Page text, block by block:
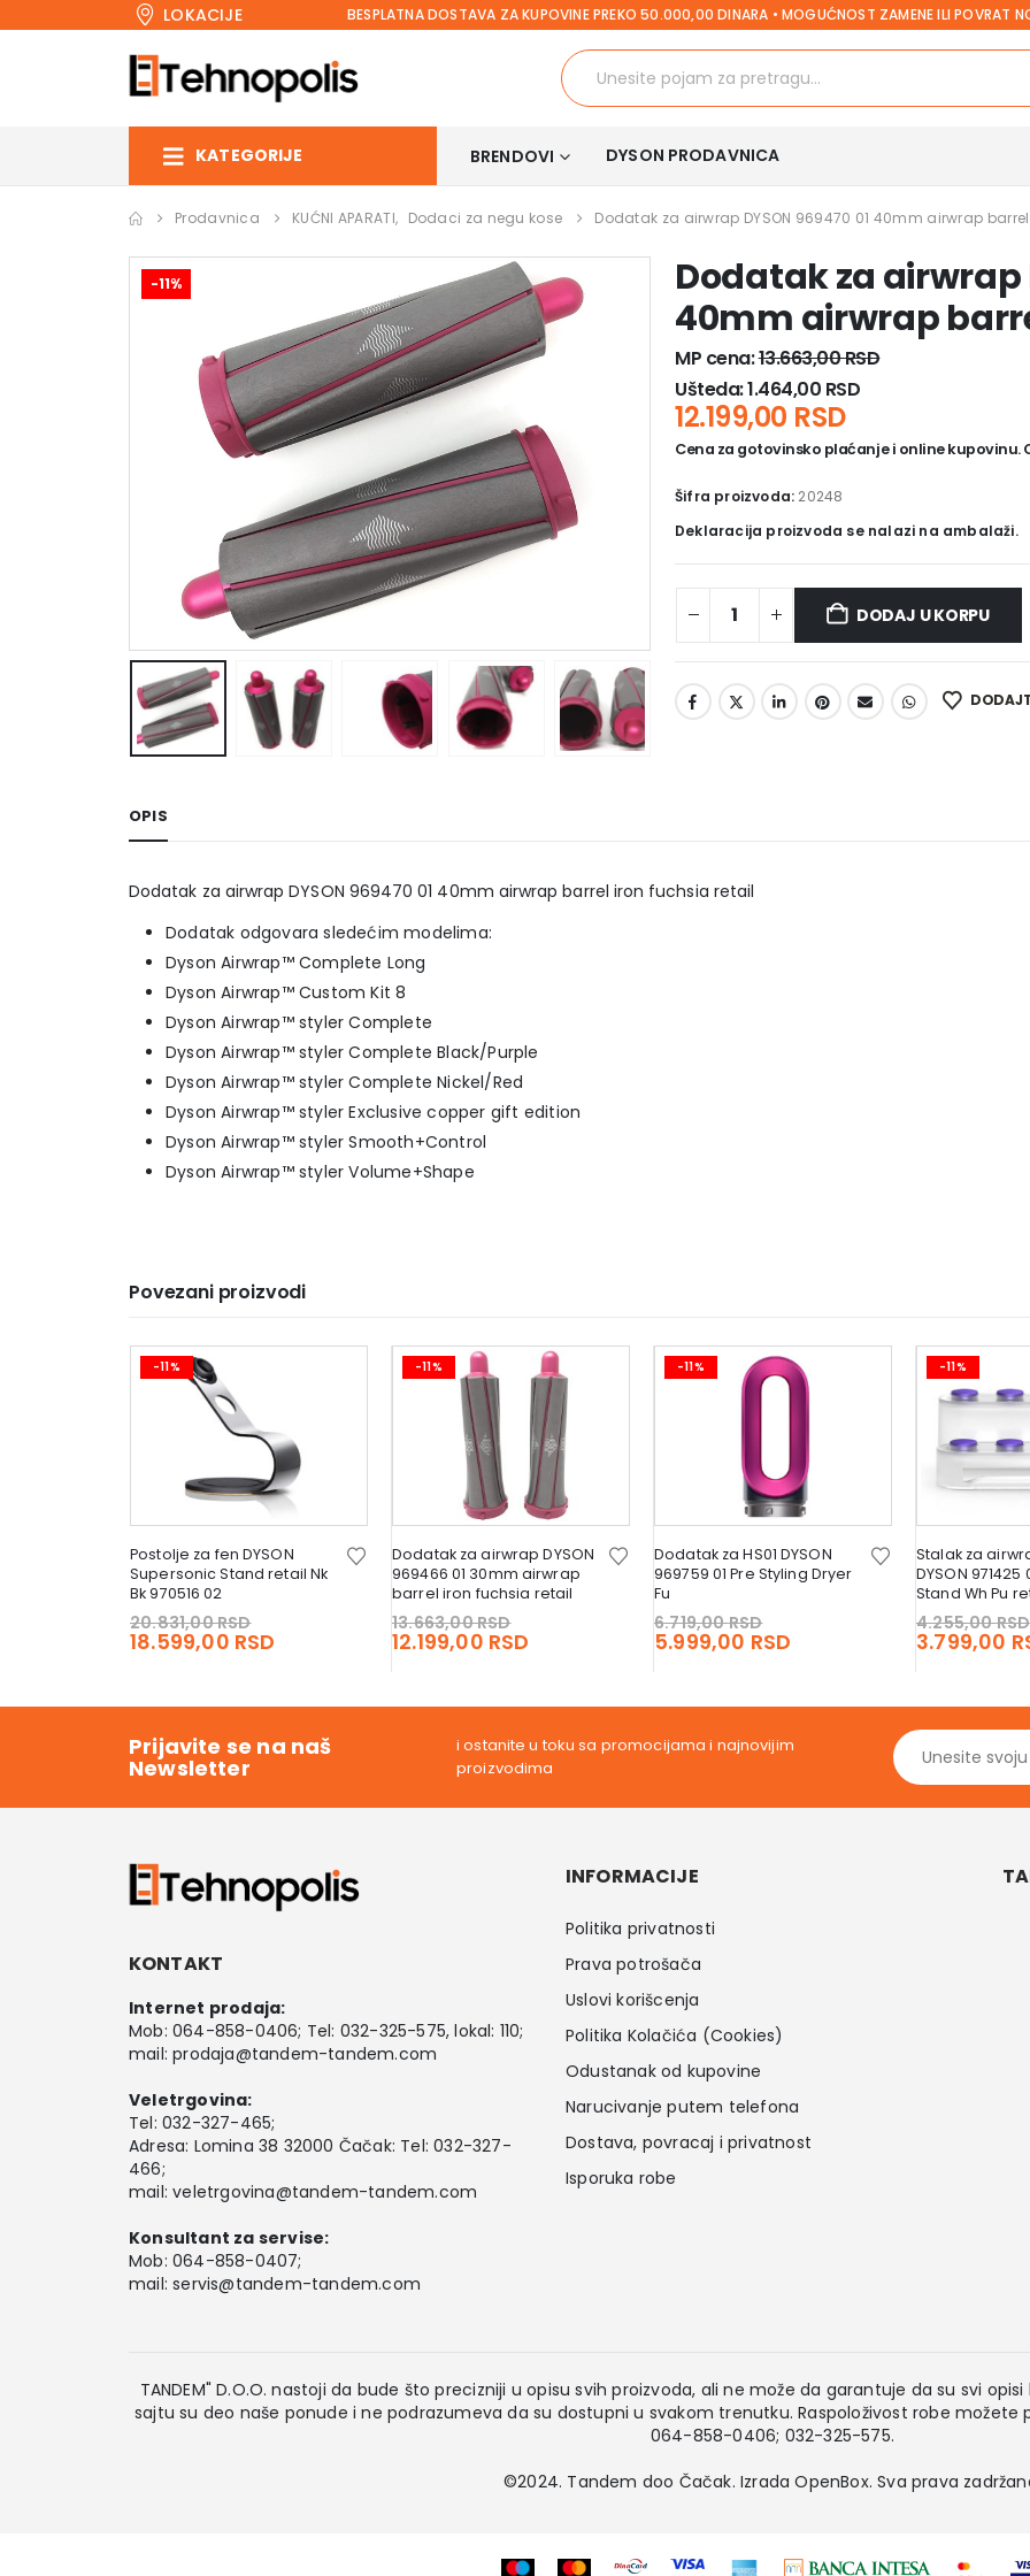
LOKACIJE BESPLATNA DOSTAVA ZA KUPOVINE PREKO 50.000,00 DINARA • MOGUĆNOST ZAMENE ILI POVRAT
KATEGORIJE BRENDOVI DYSON PRODAVNICA
Prodavnica KUĆNI APARATI, Dodaci za negu kose Dodatak za airwrap DYSON 969470 01 40mm airwrap
-11%
Dodatak za airwrap
40mm airwrap
MP cena:13.663,00RSD
Ušteda:1.464,00 RSD
12.199,00 RSD
Cena za gotovinsko plaćanje i online kupovinu.
Šifra proizvoda: 20248
Deklaracija proizvoda se nalazi na ambalaži.
DODAJ U KORPU
OPIS
Dodatak za airwrap DYSON 969470 01 40mm airwrap barrel iron fuchsia retail
Dodatak odgovara sledećim modelima:
Dyson Airwrap™ Complete Long
Dyson Airwrap™ Custom Kit 8
Dyson Airwrap™ styler Complete
Dyson Airwrap™ styler Complete Black/Purple
Dyson Airwrap™ styler Complete Nickel/Red
Dyson Airwrap™ styler Exclusive copper gift edition
Dyson Airwrap™ styler Smooth+Control
Dyson Airwrap™ styler Volume+Shape
Povezani proizvodi
4.999,00 RSD.
-11%
Postolje za fen DYSON
Supersonic Stand retail Nk
Bk 970516 02
20.831,00RSD
price
20.831,00 RSD.
18.599,00 RSD
18.599,00 RSD.
-11%
Dodatak za airwrap DYSON
969466 01 30mm airwrap
barrel iron fuchsia retail
13.663,00RSD
price
13.663,00 RSD.
12.199,00 RSD
12.199,00 RSD.
-11%
Dodatak za HS01 DYSON
969759 01 Pre Styling Dryer
Fu
6.719,00RSD
price
5.999,00 RSD
5.999,00 RSD.
-11%
Stalak za
DYSON
Stand Wh Pu
4.255,00RSD
3.799,00
Prijavite se na naš
Newsletter
i ostanite u toku sa promocijama i najnovijim
proizvodima
KONTAKT
Internet prodaja:
Mob: 064-858-0406; Tel: 032-325-575, lokal: 110;
mail:prodaja@tandem-tandem.com
Veletrgovina:
Tel: 032-327-465;
Adresa: Lomina 38 32000 Čačak: Tel: 032-327-
466;
mail:veletrgovina@tandem-tandem.com
Konsultant za servise:
Mob: 064-858-0407;
mail:servis@tandem-tandem.com
INFORMACIJE
Politika privatnosti
Prava potrošača
Uslovi korišcenja
Politika Kolačića (Cookies)
Odustanak od kupovine
Narucivanje putem telefona
Dostava, povracaj i privatnost
Isporuka robe
TANDEM" D.O.O. nastoji da bude što precizniji u opisu svih proizvoda, ali ne može da garantuje da su svi
sajtu su deo naše ponude i ne podrazumeva da su dostupni u svakom trenutku. Raspoloživost robe
064-858-0406; 032-325-575.
©2024. Tandem doo Čačak. IzradaOpenBox. Sva prava